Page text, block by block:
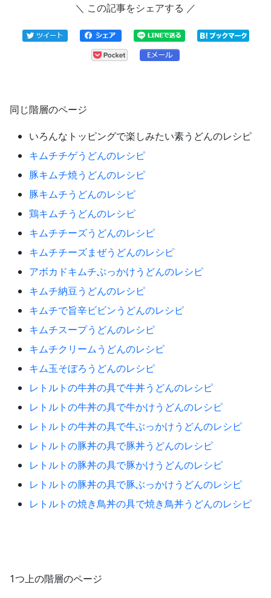
＼ この記事をシェアする ／
同じ階層のページ
いろんなトッピングで楽しみたい素うどんのレシピ
キムチチゲうどんのレシピ
豚キムチ焼うどんのレシピ
豚キムチうどんのレシピ
鶏キムチうどんのレシピ
キムチチーズうどんのレシピ
キムチチーズまぜうどんのレシピ
アボカドキムチぶっかけうどんのレシピ
キムチ納豆うどんのレシピ
キムチで旨辛ビビンうどんのレシピ
キムチスープうどんのレシピ
キムチクリームうどんのレシピ
キム玉そぼろうどんのレシピ
レトルトの牛丼の具で牛丼うどんのレシピ
レトルトの牛丼の具で牛かけうどんのレシピ
レトルトの牛丼の具で牛ぶっかけうどんのレシピ
レトルトの豚丼の具で豚丼うどんのレシピ
レトルトの豚丼の具で豚かけうどんのレシピ
レトルトの豚丼の具で豚ぶっかけうどんのレシピ
レトルトの焼き鳥丼の具で焼き鳥丼うどんのレシピ
1つ上の階層のページ